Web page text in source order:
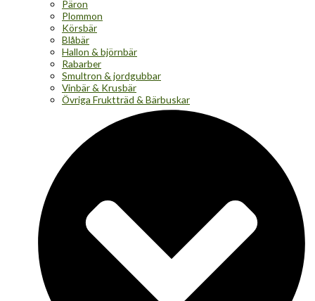
Päron
Plommon
Körsbär
Blåbär
Hallon & björnbär
Rabarber
Smultron & jordgubbar
Vinbär & Krusbär
Övriga Fruktträd & Bärbuskar